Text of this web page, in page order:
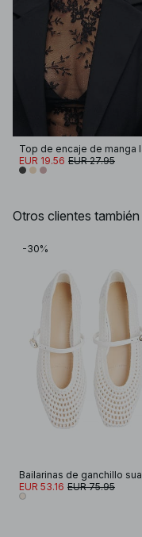
EUR 19.56 EUR 27.95
Otros clientes
-30%
EUR 53.16 EUR 75.95